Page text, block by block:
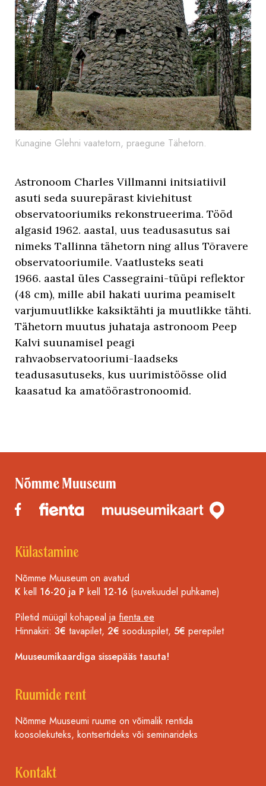
Kunagine Glehni vaatetorn, praegune Tähetorn.
Astronoom Charles Villmanni initsiatiivil
asuti seda suurepärast kiviehitust
observatooriumiks rekonstrueerima. Tööd
algasid 1962. aastal, uus teadusasutus sai
nimeks Tallinna tähetorn ning allus Tõravere
observatooriumile. Vaatlusteks seati
1966. aastal üles Cassegraini-tüüpi reflektor
(48 cm), mille abil hakati uurima peamiselt
varjumuutlikke kaksiktähti ja muutlikke tähti.
Tähetorn muutus juhataja astronoom Peep
Kalvi suunamisel peagi
rahvaobservatooriumi-laadseks
teadusasutuseks, kus uurimistöösse olid
kaasatud ka amatöörastronoomid.
Nõmme Muuseum
Külastamine
Nõmme Muuseum on avatud
K kell 16-20 ja P kell 12-16 (suvekuudel puhkame)
Piletid müügil kohapeal ja fienta.ee
Hinnakiri: 3€ tavapilet, 2€ sooduspilet, 5€ perepilet
Muuseumikaardiga sissepääs tasuta!
Ruumide rent
Nõmme Muuseumi ruume on võimalik rentida
koosolekuteks, kontsertideks või seminarideks
Kontakt